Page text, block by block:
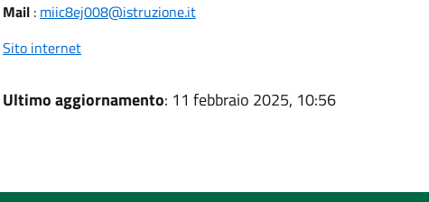
Mail: miic8ej008@istruzione.it
Sito internet
Ultimo aggiornamento: 11 febbraio 2025, 10:56